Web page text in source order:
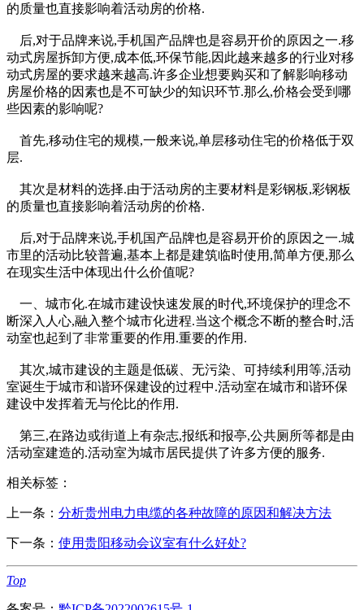
的质量也直接影响着活动房的价格.
后,对于品牌来说,手机国产品牌也是容易开价的原因之一.移
动式房屋拆卸方便,成本低,环保节能,因此越来越多的行业对移
动式房屋的要求越来越高.许多企业想要购买和了解影响移动
房屋价格的因素也是不可缺少的知识环节.那么,价格会受到哪
些因素的影响呢?
首先,移动住宅的规模,一般来说,单层移动住宅的价格低于双
层.
其次是材料的选择.由于活动房的主要材料是彩钢板,彩钢板
的质量也直接影响着活动房的价格.
后,对于品牌来说,手机国产品牌也是容易开价的原因之一.城
市里的活动比较普遍,基本上都是建筑临时使用,简单方便,那么
在现实生活中体现出什么价值呢?
一、城市化.在城市建设快速发展的时代,环境保护的理念不
断深入人心,融入整个城市化进程.当这个概念不断的整合时,活
动室也起到了非常重要的作用.重要的作用.
其次,城市建设的主题是低碳、无污染、可持续利用等,活动
室诞生于城市和谐环保建设的过程中.活动室在城市和谐环保
建设中发挥着无与伦比的作用.
第三,在路边或街道上有杂志,报纸和报亭,公共厕所等都是由
活动室建造的.活动室为城市居民提供了许多方便的服务.
相关标签：
上一条： 分析贵州电力电缆的各种故障的原因和解决方法
下一条： 使用贵阳移动会议室有什么好处?
Top